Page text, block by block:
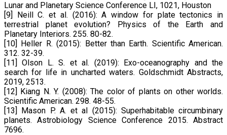
Lunar and Planetary Science Conference LI, 1021, Houston
[9] Neill C. et al. (2016): A window for plate tectonics in
terrestrial planet evolution? Physics of the Earth and
Planetary Interiors. 255. 80-82.
[10] Heller R. (2015): Better than Earth. Scientific American.
312. 32-39.
[11] Olson L. S. et al. (2019): Exo-oceanography and the
search for life in uncharted waters. Goldschmidt Abstracts,
2019, 2513.
[12] Kiang N. Y. (2008): The color of plants on other worlds.
Scientific American. 298. 48-55.
[13] Mason P. A. et al (2015): Superhabitable circumbinary
planets. Astrobiology Science Conference 2015. Abstract
7696.